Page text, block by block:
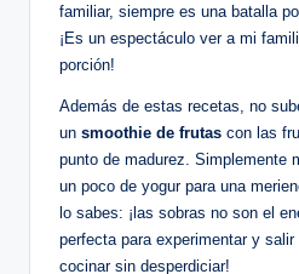
familiar, siempre es una batalla
¡Es un espectáculo ver a mi
porción!
Además de estas recetas, no
un smoothie de frutas con las
punto de madurez. Simplemente
un poco de yogur para una
lo sabes: ¡las sobras no son el
perfecta para experimentar y salir
cocinar sin desperdiciar!